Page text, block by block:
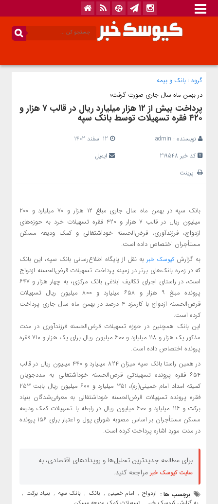
گروه : بانک‌ و بیمه
در بهمن ‌ماه سال جاری صورت گرفت؛
پرداخت بیش از ۱۲ هزار میلیارد ریال در قالب ۷ هزار و
۴۲۰ فقره تسهیلات توسط بانک سپه
نویسنده : admin
کد خبر 219548
ایمیل
پرینت
بانک سپه در بهمن ماه سال جاری مبلغ ۱۲ هزار و ۷۰ میلیارد و ۲۰۰
میلیون ریال در قالب ۷ هزار و ۴۲۰ فقره تسهیلات خرد به حوزه‌های
ازدواج، فرزندآوری، قرض‌الحسنه خوداشتغالی و کمک ودیعه مسکن
مستأجران اختصاص داده است.
به گزارش کیوسک خبر به نقل از پایگاه اطلاع‌رسانی بانک سپه، این بانک
که در زمره بانک‌های برتر در زمینه پرداخت تسهیلات قرض‌الحسنه ازدواج
است، در راستای اجرای تکالیف ابلاغی بانک مرکزی، به چهار هزار و ۶۴۷
پرونده مبلغ ۹ هزار و ۶۵۸ میلیارد و ۸۰۰ میلیون ریال تسهیلات
قرض‌الحسنه ازدواج با کارمزد ۴ درصد در بهمن ماه سال جاری پرداخت
کرده است.
این بانک همچنین در حوزه تسهیلات قرض‌الحسنه فرزندآوری در مدت
مذکور یک هزار و ۱۱۸ میلیارد و ۶۰۰ میلیون ریال برای یک هزار و ۷۱۰ فقره
پرونده اختصاص داده است.
در همین راستا بانک سپه میزان ۸۲۴ میلیارد و ۴۴۰ میلیون ریال در قالب
۶۵۴ فقره پرونده تسهیلاتی قرض‌الحسنه خوداشتغالی به مددجویان
کمیته امداد امام خمینی(ره)، ۳۵۱ میلیارد و ۶۰۰ میلیون ریال بابت ۲۵۳
فقره پرونده تسهیلات قرض‌الحسنه خوداشتغالی به معرفی‌شدگان بنیاد
برکت و ۱۱۶ میلیارد و ۶۰۰ میلیون ریال در رابطه با تسهیلات کمک ودیعه
مسکن مستأجران بر اساس مصوبه شورای پول و اعتبار برای ۱۵۶ پرونده
در مدت مورد اشاره پرداخت کرده است.
برای مطالعه جدیدترین تحلیل‌ها و رویدادهای اقتصادی، به
سایت کیوسک خبر مراجعه کنید.
برچسب ها : ازدواج , امام خمینی , بانک , بانک سپه , بنیاد برکت ,